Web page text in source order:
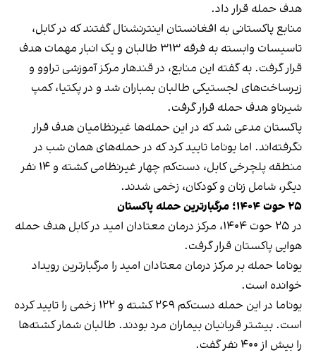
هدف حمله قرار داد.
منابع پاکستانی به افغانستان اینترنشنال گفتند که در کابل،
تاسیسات وابسته به فرقه ۳۱۳ طالبان و یک انبار مهمات هدف
قرار گرفت. به گفته این منابع، در قندهار مرکز آموزشی تراوو و
زیرساخت‌های لجستیکی طالبان بمباران شد و در پکتیا، کمپ
شیرناو هدف حمله قرار گرفت.
پاکستان مدعی شد که در این حمله‌ها غیرنظامیان هدف قرار
نگرفته‌اند. اما یوناما تایید کرد که در حمله‌های همان شب در
منطقه پلچرخی کابل، دست‌کم چهار غیرنظامی کشته و ۱۴ نفر
دیگر، شامل زنان و کودکان، زخمی شدند.
۲۵ حوت ۱۴۰۴؛ مرگبارترین حمله پاکستان
در ۲۵ حوت ۱۴۰۴، مرکز درمان معتادان امید در کابل هدف حمله
هوایی پاکستان قرار گرفت.
یوناما حمله بر مرکز درمان معتادان امید را مرگبارترین رویداد
خوانده است.
یوناما در این حمله دست‌کم ۲۶۹ کشته و ۱۲۲ زخمی را تایید کرده
است. بیشتر قربانیان بیماران مرد بودند. طالبان شمار کشته‌ها
را بیش از ۴۰۰ نفر گفت.